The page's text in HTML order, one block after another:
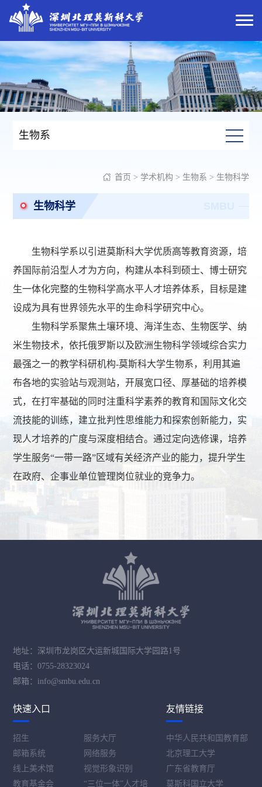
生物系
首页 > 学术机构 > 生物系 > 生物科学
生物科学
生物科学系以引进莫斯科大学优质高等教育资源，培
养国际前沿型人才为方向，构建从本科到硕士、博士研究
生一体化完整的生物科学高水平人才培养体系，目标是建
设成为具有世界领先水平的生命科学研究中心。
生物科学系聚焦土壤环境、海洋生态、生物医学、纳
米生物技术，依托俄罗斯以及欧洲生物科学领域综合实力
最强之一的教学科研机构-莫斯科大学生物系，利用其遍
布各地的实验站与观测站，开展宽口径、厚基础的培养模
式，在打牢基础的同时注重科学素养的教育和国际文化交
流技能的训练，建立批判性思维能力和探索创新能力，实
现人才培养的广度与深度相结合。通过定向选修课，培养
学生服务“一带一路”区域有关经济产业的能力，提升学生
在政府、企事业单位管理岗位就业的竞争力。
地址：深圳市龙岗区大运新城国际大学园路1号
电话：0755-28323024
邮箱：info@smbu.edu.cn
快速入口
招生
服务大厅
邮箱系统
网络服务
线上美术馆
视觉形象识别
教育基金会
“三位一体”人才培
友情链接
中华人民共和国教育部
北京理工大学
广东省教育厅
莫斯科国立大学